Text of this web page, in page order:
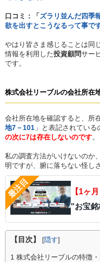
口コミ：「ズラリ並んだ四季
欲を出すとこうなるって事で
やはり皆さま感じることは同
情報を利用した投資顧問サー
です。
株式会社リーブルの会社所在
会社所在地を確認すると、所
地7－101 」と表記されている
の次に7は存在しないのです。
私の調査方法がいけないのか
明ですが、腑に落ちない怪し
【1ヶ
"お宝銘
【目次】 [隠す]
1 株式会社リーブルの特徴